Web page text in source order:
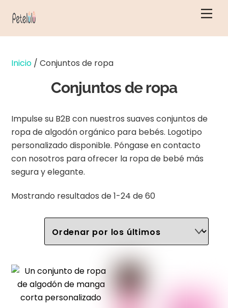
Inicio / Conjuntos de ropa
Conjuntos de ropa
Impulse su B2B con nuestros suaves conjuntos de
ropa de algodón orgánico para bebés. Logotipo
personalizado disponible. Póngase en contacto
con nosotros para ofrecer la ropa de bebé más
segura y elegante.
Mostrando resultados de 1-24 de 60Ordenado
los
últimos